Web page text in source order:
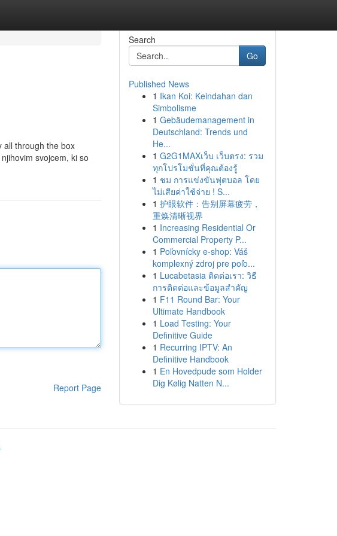
all through the box
svojcem, ki so
Report Page
Search
Go
Published News
1 Ikan Koi: Keindahan dan
Simbolisme
1 Gebäudemanagement in
Deutschland: Trends und
He...
1 G2G1MAXเว็บ เว็บตรง: รวม
ทุกโปรโมชั่นที่คุณต้องรู้
1 ชม การแข่งขันฟุตบอล โดย
ไม่เสียค่าใช้จ่าย ! S...
1 护眼软件：告别屏幕疲劳，
重焕清晰视界
1 Increasing Residential Or
Commercial Property P...
1 Poľovnícky e-shop: Váš
komplexný zdroj pre poľo...
1 Lucabetasia ติดต่อเรา: วิธี
การติดต่อและข้อมูลสำคัญ
1 F11 Round Bar: Your
Ultimate Handbook
1 Load Testing: Your
Definitive Guide
1 Recurring IPTV: An
Definitive Handbook
1 En Hovedpude som Holder
Dig Kølig Natten N...